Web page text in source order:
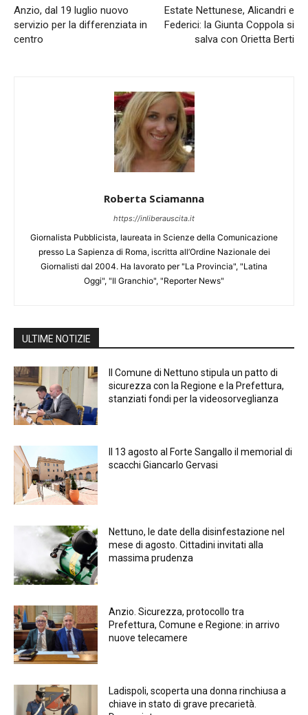
Anzio, dal 19 luglio nuovo
servizio per la differenziata in
centro
Estate Nettunese, Alicandri e
Federici: la Giunta Coppola si
salva con Orietta Berti
Roberta Sciamanna
https://inliberauscita.it
Giornalista Pubblicista, laureata in Scienze della Comunicazione
presso La Sapienza di Roma, iscritta all’Ordine Nazionale dei
Giornalisti dal 2004. Ha lavorato per "La Provincia", "Latina
Oggi", "Il Granchio", "Reporter News"
ULTIME NOTIZIE
Il Comune di Nettuno stipula un patto di
sicurezza con la Regione e la Prefettura,
stanziati fondi per la videosorveglianza
Il 13 agosto al Forte Sangallo il memorial di
scacchi Giancarlo Gervasi
Nettuno, le date della disinfestazione nel
mese di agosto. Cittadini invitati alla
massima prudenza
Anzio. Sicurezza, protocollo tra
Prefettura, Comune e Regione: in arrivo
nuove telecamere
Ladispoli, scoperta una donna rinchiusa a
chiave in stato di grave precarietà.